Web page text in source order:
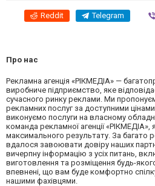
Reddit Telegram
Про нас
Рекламна агенція «РІКМЕДІА» —
виробниче підприємство, яке
сучасного ринку реклами. Ми
рекламних послуг за доступними
виконуємо послуги на власному
команда рекламної агенції
максимального результату. За багато
вдалося завоювати довіру наших
вичерпну інформацію з усіх питань,
виготовлення та розміщення будь-
впевнені, що вам буде комфортно
нашими фахівцями.